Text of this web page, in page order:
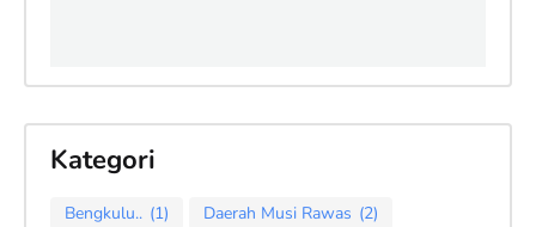
Kategori
Bengkulu.. (1) Daerah Musi Rawas (2)